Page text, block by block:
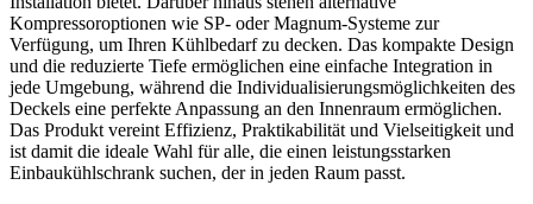
Kompressoroptionen wie SP- oder Magnum-Systeme zur
Verfügung, um Ihren Kühlbedarf zu decken. Das kompakte Design
und die reduzierte Tiefe ermöglichen eine einfache Integration in
jede Umgebung, während die Individualisierungsmöglichkeiten des
Deckels eine perfekte Anpassung an den Innenraum ermöglichen.
Das Produkt vereint Effizienz, Praktikabilität und Vielseitigkeit und
ist damit die ideale Wahl für alle, die einen leistungsstarken
Einbaukühlschrank suchen, der in jeden Raum passt.